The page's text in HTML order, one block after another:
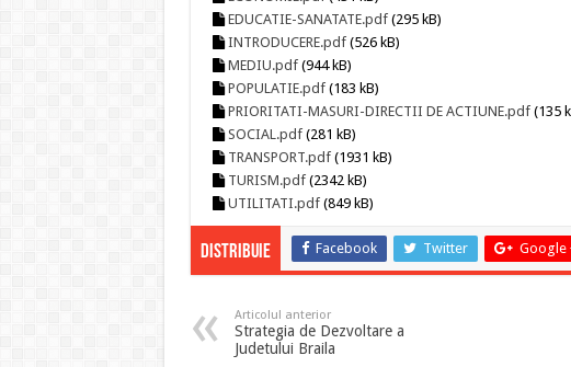
EDUCATIE-SANATATE.pdf(295 kB)
INTRODUCERE.pdf(526 kB)
MEDIU.pdf(944 kB)
POPULATIE.pdf(183 kB)
PRIORITATI-MASURI-DIRECTII DE ACTIUNE.pdf(135
SOCIAL.pdf(281 kB)
TRANSPORT.pdf(1931 kB)
TURISM.pdf(2342 kB)
UTILITATI.pdf(849 kB)
Distribuie Facebook Twitter Google
Articolul anterior
Strategia de Dezvoltare a
Judetului Braila